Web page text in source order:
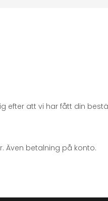
efter att vi har fått din
Även betalning på konto.